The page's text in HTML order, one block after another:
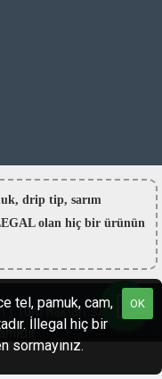
drip tip, sarım
olan hiç bir ürünün
hakları saklıdır.OK
tel, pamuk, cam,
İllegal hiç bir
sormayınız.